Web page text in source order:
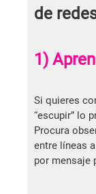
de
1)
Si quieres
“escupir” lo
Procura
entre líneas
por mensaje